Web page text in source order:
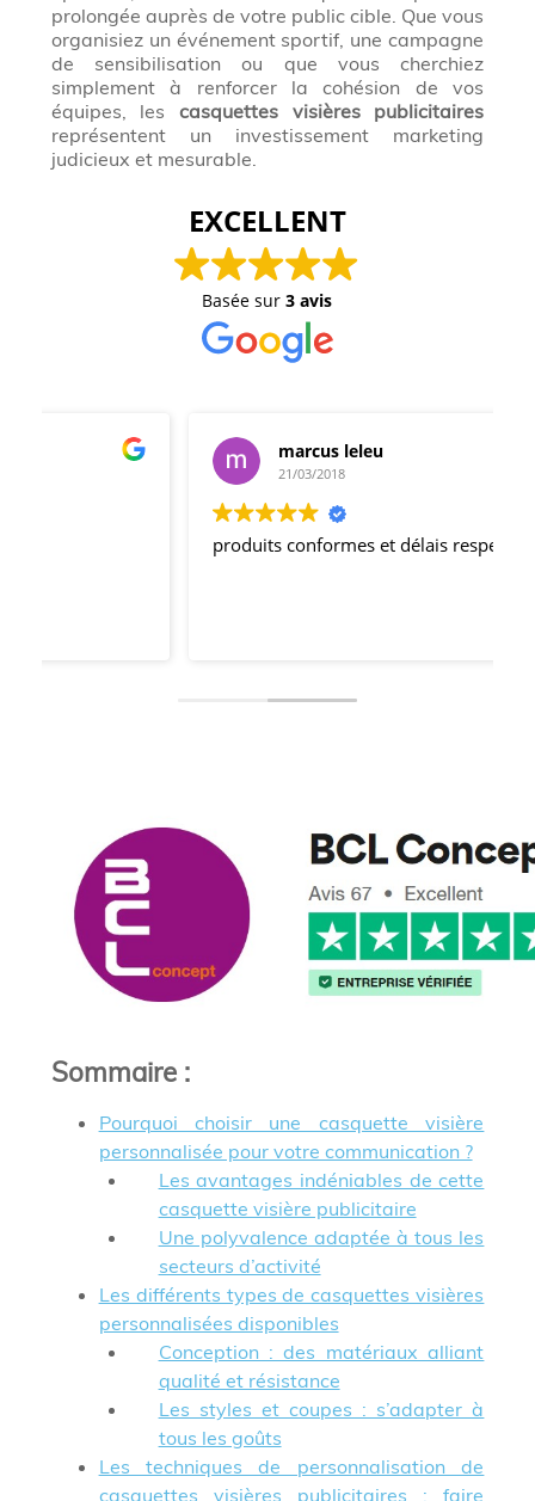
prolongée auprès de votre public cible. Que vous
organisiez un événement sportif, une campagne
de sensibilisation ou que vous cherchiez
simplement à renforcer la cohésion de vos
équipes, les casquettes visières publicitaires
représentent un investissement marketing
judicieux et mesurable.
EXCELLENT
Basée sur3 avis
marcus leleu
produits conformes et délais respectés
Sommaire:
Pourquoi choisir une casquette visière
personnalisée pour votre communication ?
Les avantages indéniables de cette
casquette visière publicitaire
Une polyvalence adaptée à tous les
secteurs d’activité
Les différents types de casquettes visières
personnalisées disponibles
Conception : des matériaux alliant
qualité et résistance
Les styles et coupes : s’adapter à
tous les goûts
Les techniques de personnalisation de
casquettes visières publicitaires : faire